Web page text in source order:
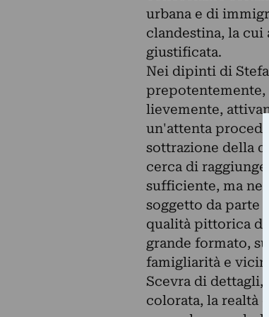
urbana e di
clandestina, la cui
giustificata.
Nei dipinti di
lievemente,
un'attenta
sottrazione della
cerca di
sufficiente, ma
soggetto da parte
qualità pittorica
grande formato,
famigliarità e
Scevra di dettagli,
colorata, la realtà